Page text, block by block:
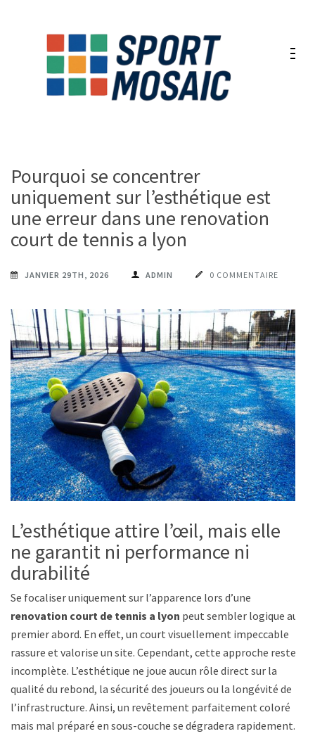
Pourquoi se concentrer
uniquement sur l’esthétique est
une erreur dans une renovation
court de tennis a lyon
JANVIER 29TH, 2026 ADMIN 0 COMMENTAIRE
L’esthétique attire l’œil, mais elle
ne garantit ni performance ni
durabilité
Se focaliser uniquement sur l’apparence lors d’une
renovation court de tennis a lyon peut sembler logique au
premier abord. En effet, un court visuellement impeccable
rassure et valorise un site. Cependant, cette approche reste
incomplète. L’esthétique ne joue aucun rôle direct sur la
qualité du rebond, la sécurité des joueurs ou la longévité de
l’infrastructure. Ainsi, un revêtement parfaitement coloré
mais mal préparé en sous-couche se dégradera rapidement.